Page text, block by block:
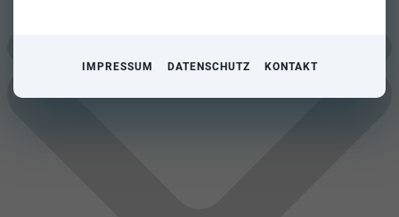
IMPRESSUM DATENSCHUTZ KONTAKT